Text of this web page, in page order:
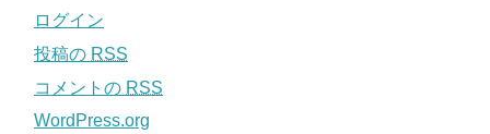
ログイン
投稿の RSS
コメントの RSS
WordPress.org